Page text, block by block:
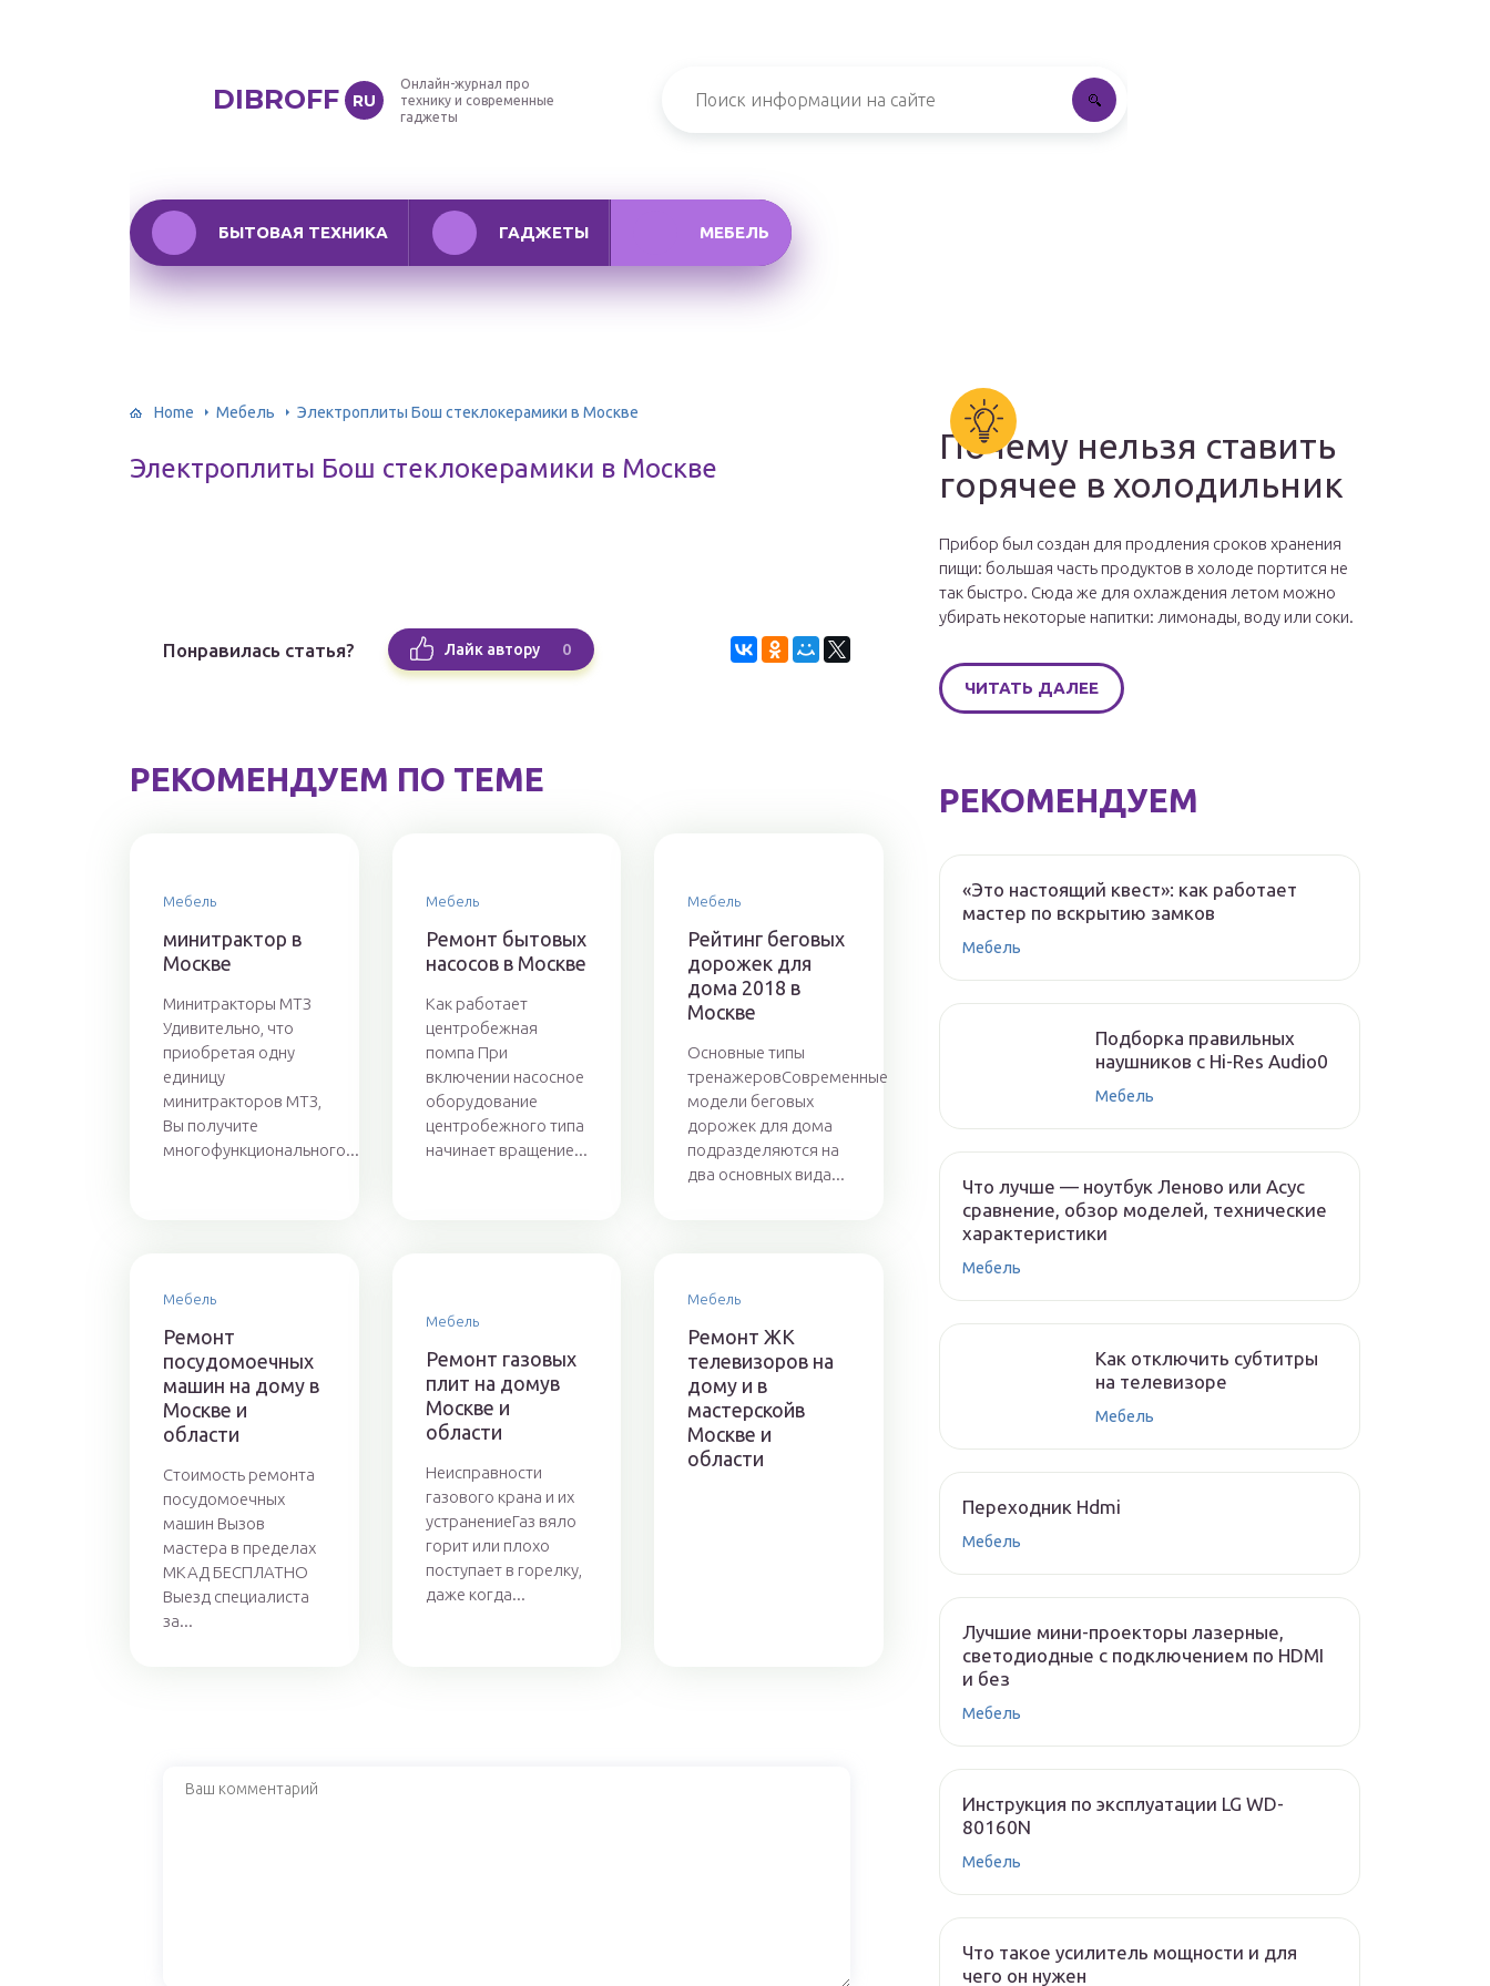
DIBROFF RU
Онлайн-журнал про
технику и современные
гаджеты
БЫТОВАЯ ТЕХНИКА ГАДЖЕТЫ МЕБЕЛЬ
Home Мебель Электроплиты Бош стеклокерамики в Москве
Электроплиты Бош стеклокерамики в Москве
Понравилась статья? Лайк автору 0
РЕКОМЕНДУЕМ ПО ТЕМЕ
Мебель
минитрактор в
Москве
Минитракторы МТЗ
Удивительно, что
приобретая одну
единицу
минитракторов МТЗ,
Вы получите
многофункционального...
Мебель
Ремонт бытовых
насосов в Москве
Как работает
центробежная
помпа При
включении насосное
оборудование
центробежного типа
начинает вращение...
Мебель
Рейтинг беговых
дорожек для
дома 2018 в
Москве
Основные типы
тренажеровСовременные
модели беговых
дорожек для дома
подразделяются на
два основных вида...
Мебель
Ремонт
посудомоечных
машин на дому в
Москве и
области
Стоимость ремонта
посудомоечных
машин Вызов
мастера в пределах
МКАД БЕСПЛАТНО
Выезд специалиста
за...
Мебель
Ремонт газовых
плит на домув
Москве и
области
Неисправности
газового крана и их
устранениеГаз вяло
горит или плохо
поступает в горелку,
даже когда...
Мебель
Ремонт ЖК
телевизоров на
дому и в
мастерскойв
Москве и
области
Почему нельзя ставить
горячее в холодильник
Прибор был создан для продления сроков хранения
пищи: большая часть продуктов в холоде портится не
так быстро. Сюда же для охлаждения летом можно
убирать некоторые напитки: лимонады, воду или соки.
ЧИТАТЬ ДАЛЕЕ
РЕКОМЕНДУЕМ
«Это настоящий квест»: как работает
мастер по вскрытию замков
Мебель
Подборка правильных
наушников с Hi-Res Audio0
Мебель
Что лучше — ноутбук Леново или Асус
сравнение, обзор моделей, технические
характеристики
Мебель
Как отключить субтитры
на телевизоре
Мебель
Переходник Hdmi
Мебель
Лучшие мини-проекторы лазерные,
светодиодные с подключением по HDMI
и без
Мебель
Инструкция по эксплуатации LG WD-
80160N
Мебель
Что такое усилитель мощности и для
чего он нужен